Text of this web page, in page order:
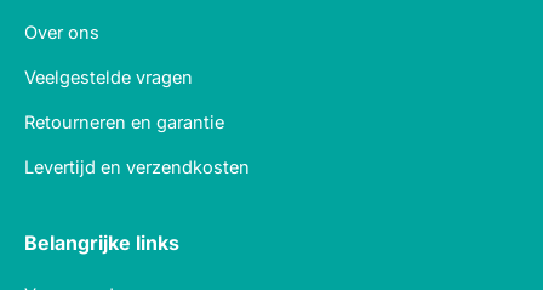
Over ons
Veelgestelde vragen
Retourneren en garantie
Levertijd en verzendkosten
Belangrijke links